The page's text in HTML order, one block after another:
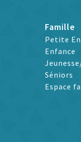
Famille
Petite
Enfance
Séniors
Espace